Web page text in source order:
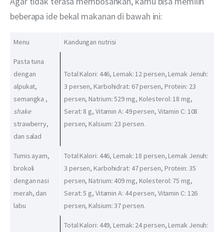
beberapa ide bekal makanan di bawah ini:
Menu Kandungan nutrisi
Pasta tuna
dengan
alpukat,
semangka ,
shake
strawberry,
dan salad
Total Kalori: 446, Lemak: 12 persen, Lemak Jenuh:
3 persen, Karbohidrat: 67 persen, Protein: 23
persen, Natrium: 529 mg, Kolesterol: 18 mg,
Serat: 8 g, Vitamin A: 49 persen, Vitamin C: 108
persen, Kalsium: 23 persen.
Tumis ayam,
brokoli
dengan nasi
merah, dan
labu
Total Kalori: 446, Lemak: 18 persen, Lemak Jenuh:
3 persen, Karbohidrat: 47 persen, Protein: 35
persen, Natrium: 409 mg, Kolesterol: 75 mg,
Serat: 5 g, Vitamin A: 44 persen, Vitamin C: 126
persen, Kalsium: 37 persen.
Total Kalori: 449, Lemak: 24 persen, Lemak Jenuh: